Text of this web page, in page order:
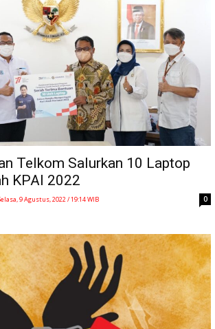
Telkom Salurkan 10 Laptop
KPAI 2022
9 Agustus, 2022 / 19:14 WIB 0